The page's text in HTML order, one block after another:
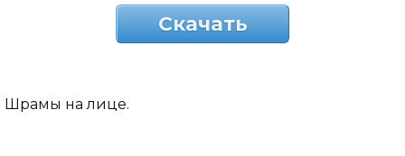
Скачать
Шрамы на лице.